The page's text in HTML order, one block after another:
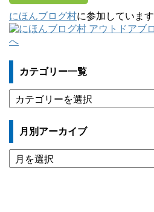
にほんブログ村に参加しています
カテゴリー一覧
テ
ゴ
ー
一
覧
月別アーカイブ
月
別